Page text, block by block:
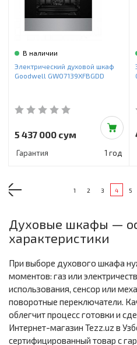
В наличии
Электрический духовой шкаф
Goodwell GWO7139XFBGDD
5 437 000 сум
Гарантия 1 год
1 2 3 4 5
Духовые шкафы —
характеристики
При выборе духового шкафа
моментов: газ или
использования, сенсор или
поворотные переключатели.
облегчит процесс готовки и
Интернет-магазин Tezz.uz в
сертифицированный товар с